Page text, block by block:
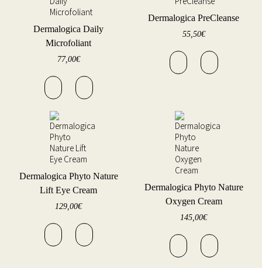
Dermalogica Daily
Microfoliant
77,00€
Dermalogica PreCleanse
55,50€
Dermalogica Phyto Nature
Lift Eye Cream
129,00€
Dermalogica Phyto Nature
Oxygen Cream
145,00€